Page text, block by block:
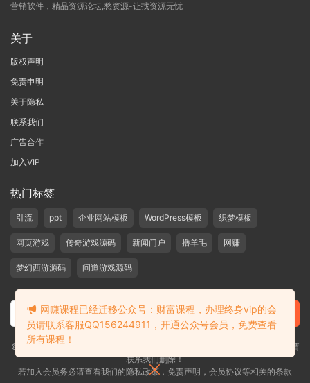
营销软件，精品资源论坛,愁资源-让找资源无忧
关于
版权声明
免责申明
关于隐私
联系我们
广告合作
加入VIP
热门标签
引流 ppt 企业网站模板 WordPress模板 织梦模板
网页游戏 传奇游戏源码 新闻门户 撸羊毛 网赚
梦幻西游源码 问道游戏源码
©2019-2020 愁资源 站内大部分资源收集于网络，若侵犯了您的合法权益，请
联系我们删除！
若加入会员务必请查看我们的隐私政策，免责声明，会员协议等相关的条款
网赚课程已经迁移公众号：财富课程，办理终身vip的会
员请联系客服QQ156244911，开通公众号会员，免费查看
所有课程！